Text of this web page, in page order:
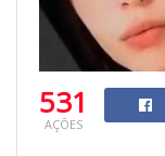
531
AÇÕES